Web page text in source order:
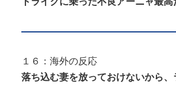
１６：海外の反応
落ち込む妻を放っておけないから、